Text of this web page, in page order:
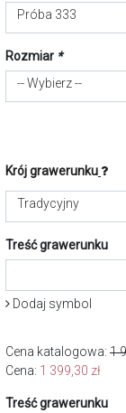
Próba 333
Rozmiar *
-- Wybierz --
Krój grawerunku
Tradycyjny
Treść grawerunku
Dodaj symbol
Cena katalogowa: 1
Cena: 1 399,30 zł
Treść grawerunku